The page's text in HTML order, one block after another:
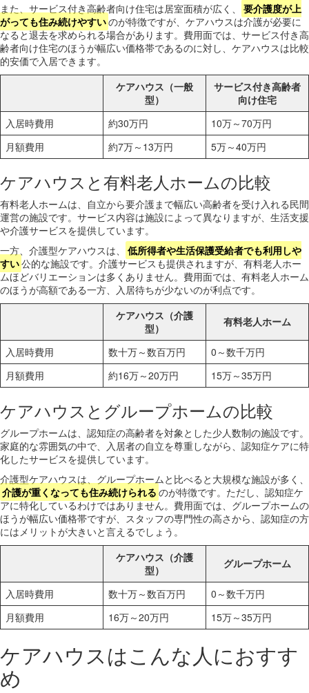
また、サービス付き高齢者向け住宅は居室面積が広く、
要介護度が上
がっても住み続けやすいのが特徴ですが、ケアハウスは介護が必要に
なると退去を求められる場合があります。費用面では、サービス付き高
齢者向け住宅のほうが幅広い価格帯であるのに対し、ケアハウスは比較
的安価で入居できます。
ケアハウス（一般
型）
サービス付き高齢者
向け住宅
入居時費用
約30万円
10万～70万円
月額費用
約7万～13万円 5万～40万円
ケアハウスと有料老人ホームの比較
有料老人ホームは、自立から要介護まで幅広い高齢者を受け入れる民間
運営の施設です。サービス内容は施設によって異なりますが、生活支援
や介護サービスを提供しています。
一方、介護型ケアハウスは、
低所得者や生活保護受給者でも利用しや
すい公的な施設です。介護サービスも提供されますが、有料老人ホー
ムほどバリエーションは多くありません。費用面では、有料老人ホーム
のほうが高額である一方、入居待ちが少ないのが利点です。
ケアハウス（介護
型）
有料老人ホーム
入居時費用 数十万～数百万円
0～数千万円
月額費用
約16万～20万円 15万～35万円
ケアハウスとグループホームの比較
グループホームは、認知症の高齢者を対象とした少人数制の施設です。
家庭的な雰囲気の中で、入居者の自立を尊重しながら、認知症ケアに特
化したサービスを提供しています。
介護型ケアハウスは、グループホームと比べると大規模な施設が多く、
介護が重くなっても住み続けられる のが特徴です。ただし、認知症ケ
アに特化しているわけではありません。費用面では、グループホームの
ほうが幅広い価格帯ですが、スタッフの専門性の高さから、認知症の方
にはメリットが大きいと言えるでしょう。
ケアハウス（介護
型）
グループホーム
入居時費用 数十万～数百万円
0～数千万円
月額費用
16万～20万円 15万～35万円
ケアハウスはこんな人におすす
め